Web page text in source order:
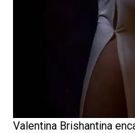
Valentina Brishantina